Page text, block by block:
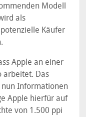
Modell
als
Käufer
Apple an einer
arbeitet. Das
Informationen
Apple hierfür auf
von 1.500 ppi